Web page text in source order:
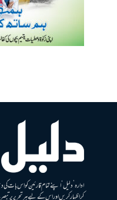
ادارہ ’دلیل‘ اپنے تمام قارئین کو اس بات